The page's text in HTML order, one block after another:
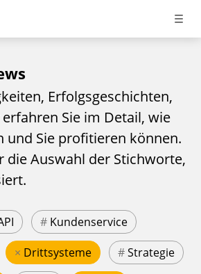
Erfolgsgeschichten,
Sie im Detail, wie
und Sie profitieren können.
die Auswahl der Stichworte,
# Kundenservice
× Drittsysteme #Strategie